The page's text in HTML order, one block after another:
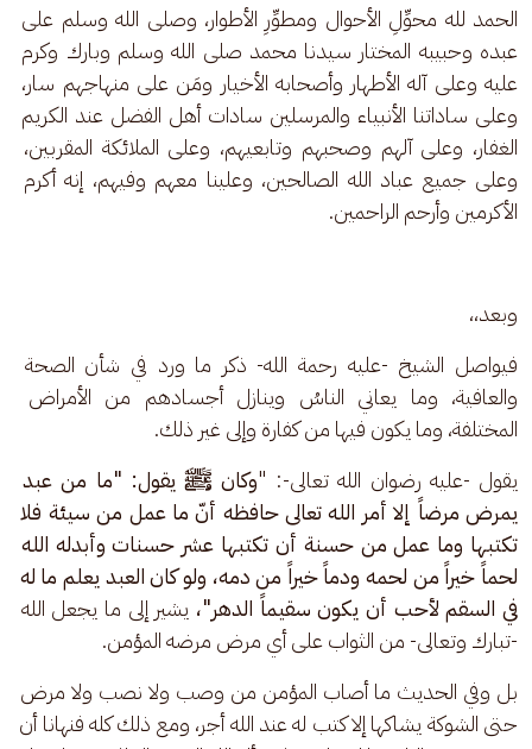
الحمد لله محوِّلِ الأحوال ومطوِّرِ الأطوار، وصلى الله وسلم على
عبده وحبيبه المختار سيدنا محمد صلى الله وسلم وبارك وكرم
عليه وعلى آله الأطهار وأصحابه الأخيار ومَن على منهاجهم سار،
وعلى ساداتنا الأنبياء والمرسلين سادات أهل الفضل عند الكريم
الغفار، وعلى آلهم وصحبهم وتابعيهم، وعلى الملائكة المقربين،
وعلى جميع عباد الله الصالحين، وعلينا معهم وفيهم، إنه أكرم
الأكرمين وأرحم الراحمين.
وبعد،،
فيواصل الشيخ -عليه رحمة الله- ذكر ما ورد في شأن الصحة
والعافية، وما يعاني الناسُ وينازل أجسادهم من الأمراض
المختلفة، وما يكون فيها من كفارة وإلى غير ذلك.
يقول -عليه رضوان الله تعالى-: "وكان ﷺ يقول: "ما من عبد
يمرض مرضاً إلا أمر الله تعالى حافظه أنّ ما عمل من سيئة فلا
تكتبها وما عمل من حسنة أن تكتبها عشر حسنات وأبدله الله
لحماً خيراً من لحمه ودماً خيراً من دمه، ولو كان العبد يعلم ما له
في السقم لأحب أن يكون سقيماً الدهر"، يشير إلى ما يجعل الله
-تبارك وتعالى- من الثواب على أي مرض مرضه المؤمن.
بل وفي الحديث ما أصاب المؤمن من وصب ولا نصب ولا مرض
حتى الشوكة يشاكها إلا كتب له عند الله أجر، ومع ذلك كله فنهانا أن